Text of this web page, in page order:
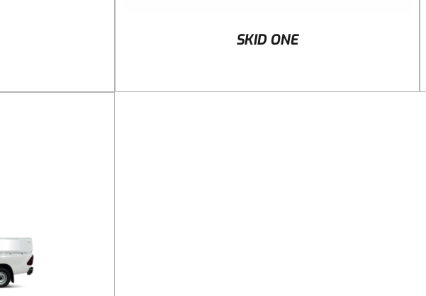
SKID ONE